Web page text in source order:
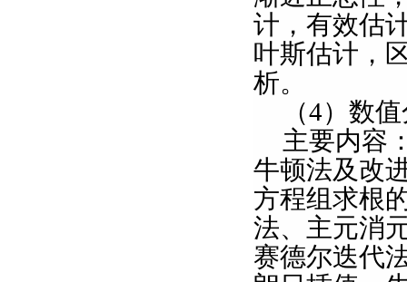
计，有效估
叶斯估计，
析。
（4）数
主要内容
牛顿法及改
方程组求根
法、主元消
赛德尔迭代